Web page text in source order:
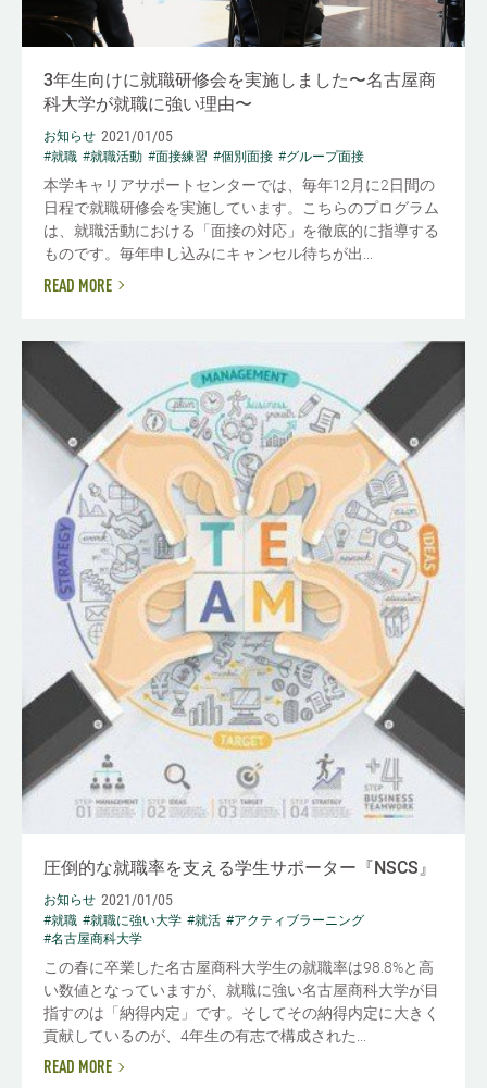
3年生向けに就職研修会を実施しました〜名古屋商
科大学が就職に強い理由〜
お知らせ 2021/01/05
#就職 #就職活動 #面接練習 #個別面接 #グループ面接
本学キャリアサポートセンターでは、毎年12月に2日間の
日程で就職研修会を実施しています。こちらのプログラム
は、就職活動における「面接の対応」を徹底的に指導する
ものです。毎年申し込みにキャンセル待ちが出...
READ MORE
圧倒的な就職率を支える学生サポーター『NSCS』
お知らせ 2021/01/05
#就職 #就職に強い大学 #就活 #アクティブラーニング
#名古屋商科大学
この春に卒業した名古屋商科大学生の就職率は98.8%と高
い数値となっていますが、就職に強い名古屋商科大学が目
指すのは「納得内定」です。そしてその納得内定に大きく
貢献しているのが、4年生の有志で構成された...
READ MORE